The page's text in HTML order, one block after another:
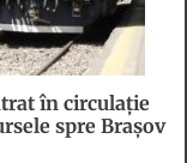
în circulație
spre Brașov